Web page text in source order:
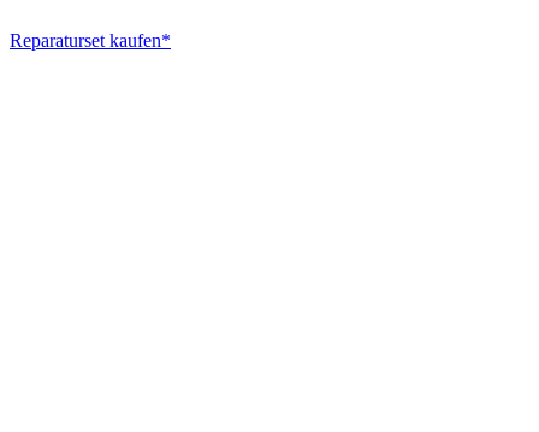
Reparaturset kaufen*